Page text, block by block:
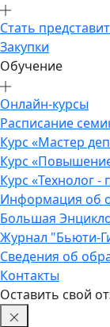
Стать
Закупки
Обучение
Онлайн-курсы
Расписание
Курс «Мастер
Курс
Курс «Технолог -
Информация об
Большая
Журнал "Бьюти-
Сведения об
Контакты
Оставить свой